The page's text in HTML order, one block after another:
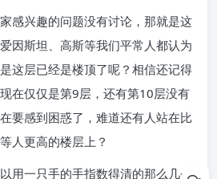
感兴趣的问题没有讨论，那就是这
因斯坦、高斯等我们平常人都认为
这层已经是楼顶了呢？相信还记得
在仅仅是第9层，还有第10层没有
要感到困惑了，难道还有人站在比
人更高的楼层上？
用一只手的手指数得清的那么几个